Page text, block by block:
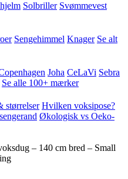
Solbriller Svømmevest
Sengehimmel Knager Se alt
Joha CeLaVi Sebra
Se alle 100+ mærker
størrelser Hvilken voksipose?
Økologisk vs Oeko-
– 140 cm bred – Small